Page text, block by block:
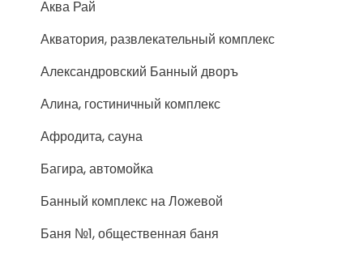
Аква Рай
Акватория, развлекательный комплекс
Александровский Банный дворъ
Алина, гостиничный комплекс
Афродита, сауна
Багира, автомойка
Банный комплекс на Ложевой
Баня №1, общественная баня